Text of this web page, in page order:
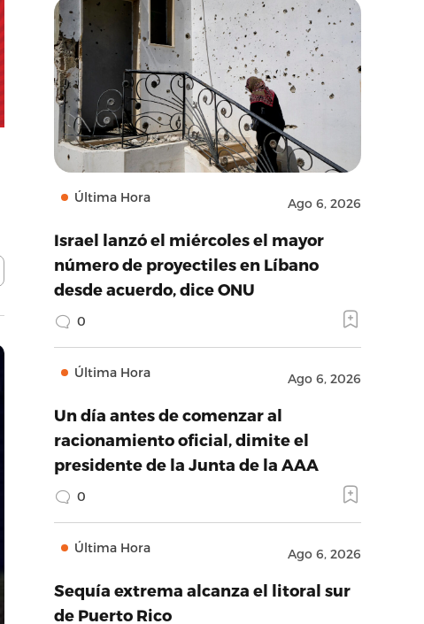
Última Hora Ago 6, 2026
Israel lanzó el miércoles el mayor
número de proyectiles en Líbano
desde acuerdo, dice ONU
0
Última Hora Ago 6, 2026
Un día antes de comenzar al
racionamiento oficial, dimite el
presidente de la Junta de la AAA
0
Última Hora Ago 6, 2026
Sequía extrema alcanza el litoral sur
de Puerto Rico